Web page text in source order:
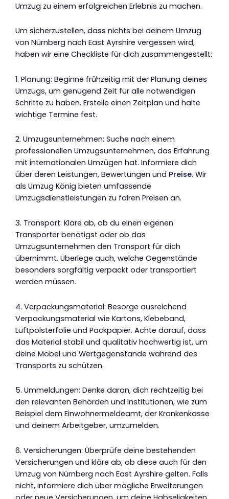
Umzug zu einem erfolgreichen Erlebnis zu machen.
Um sicherzustellen, dass nichts bei deinem Umzug
von Nürnberg nach East Ayrshire vergessen wird,
haben wir eine Checkliste für dich zusammengestellt:
1. Planung: Beginne frühzeitig mit der Planung deines
Umzugs, um genügend Zeit für alle notwendigen
Schritte zu haben. Erstelle einen Zeitplan und halte
wichtige Termine fest.
2. Umzugsunternehmen: Suche nach einem
professionellen Umzugsunternehmen, das Erfahrung
mit internationalen Umzügen hat. Informiere dich
über deren Leistungen, Bewertungen und Preise. Wir
als Umzug König bieten umfassende
Umzugsdienstleistungen zu fairen Preisen an.
3. Transport: Kläre ab, ob du einen eigenen
Transporter benötigst oder ob das
Umzugsunternehmen den Transport für dich
übernimmt. Überlege auch, welche Gegenstände
besonders sorgfältig verpackt oder transportiert
werden müssen.
4. Verpackungsmaterial: Besorge ausreichend
Verpackungsmaterial wie Kartons, Klebeband,
Luftpolsterfolie und Packpapier. Achte darauf, dass
das Material stabil und qualitativ hochwertig ist, um
deine Möbel und Wertgegenstände während des
Transports zu schützen.
5. Ummeldungen: Denke daran, dich rechtzeitig bei
den relevanten Behörden und Institutionen, wie zum
Beispiel dem Einwohnermeldeamt, der Krankenkasse
und deinem Arbeitgeber, umzumelden.
6. Versicherungen: Überprüfe deine bestehenden
Versicherungen und kläre ab, ob diese auch für den
Umzug von Nürnberg nach East Ayrshire gelten. Falls
nicht, informiere dich über mögliche Erweiterungen